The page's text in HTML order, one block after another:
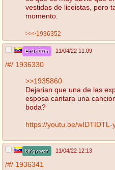
vestidas de liceistas, pero
momento.
>>>1936352
E+0x77/m 11/04/22 11:09
/#/ 1936330
>>1935860
Dejarian que una de las
esposa cantara una
boda?
https://youtu.be/wIDTIDTL-
8jKgwwzY 11/04/22 12:13
/#/ 1936341